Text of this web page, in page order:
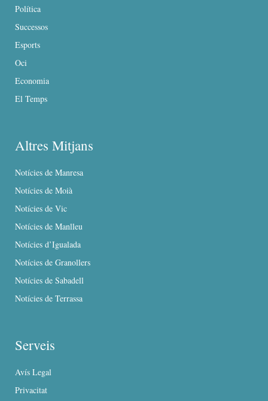
Política
Successos
Esports
Oci
Economia
El Temps
Altres Mitjans
Notícies de Manresa
Notícies de Moià
Notícies de Vic
Notícies de Manlleu
Notícies d’Igualada
Notícies de Granollers
Notícies de Sabadell
Notícies de Terrassa
Serveis
Avís Legal
Privacitat